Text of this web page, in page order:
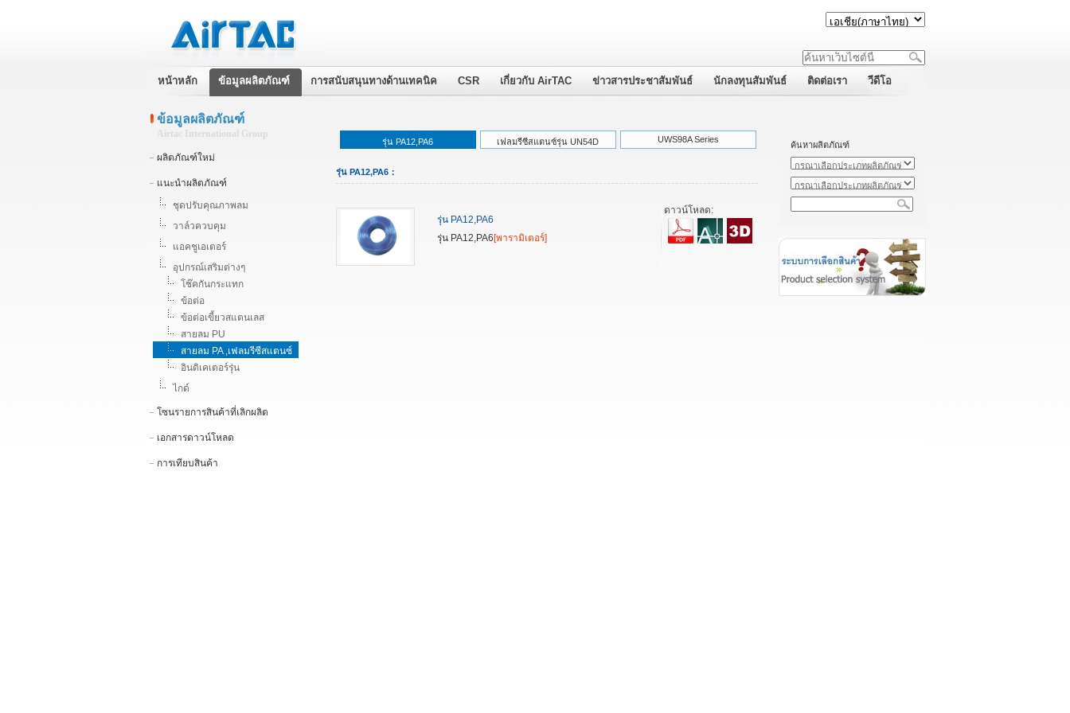
หน้าหลัก ข้อมูลผลิตภัณฑ์ การสนับสนุนทางด้านเทคนิค CSR เกี่ยวกับ AirTAC ข่าวสารประชาสัมพันธ์ นักลงทุนสัมพันธ์ ติดต่อเรา วีดีโอ
ข้อมูลผลิตภัณฑ์
Airtac International Group
ผลิตภัณฑ์ใหม่
แนะนำผลิตภัณฑ์
ชุดปรับคุณภาพลม
วาล์วควบคุม
แอคชูเอเตอร์
อุปกรณ์เสริมต่างๆ
โช๊คกันกระแทก
ข้อต่อ
ข้อต่อเขี้ยวสแตนเลส
สายลม PU
สายลม PA ,เฟลมรีซีสแตนซ์
อินดิเคเตอร์รุ่น
ไกด์
โซนรายการสินค้าที่เลิกผลิต
เอกสารดาวน์โหลด
การเทียบสินค้า
รุ่น PA12,PA6 เฟลมรีซีสแตนซ์รุ่น UN54D UWS98A Series
รุ่น PA12,PA6：
รุ่น PA12,PA6
รุ่น PA12,PA6 [พารามิเตอร์]
ดาวน์โหลด:
ค้นหาผลิตภัณฑ์